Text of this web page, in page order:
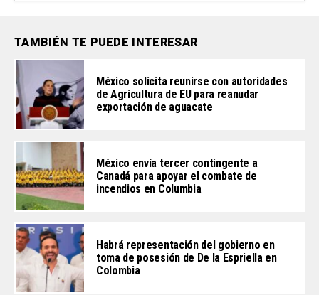
TAMBIÉN TE PUEDE INTERESAR
México solicita reunirse con autoridades
de Agricultura de EU para reanudar
exportación de aguacate
México envía tercer contingente a
Canadá para apoyar el combate de
incendios en Columbia
Habrá representación del gobierno en
toma de posesión de De la Espriella en
Colombia